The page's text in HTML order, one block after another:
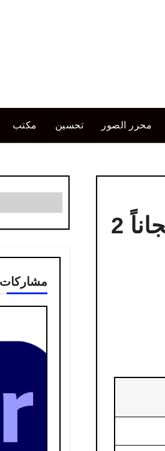
محرر الصور تحسين مكتب
تحميل برنامج الرسام Paint للكمبيوتر أخر إصدار مجاناً 2